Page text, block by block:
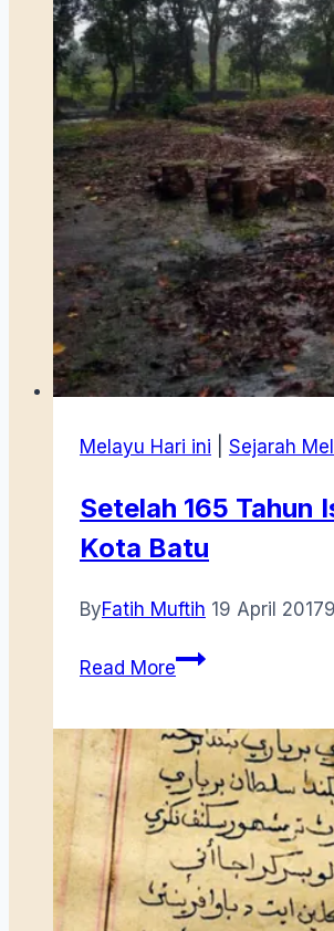
Hidup
dan
Terwariskan
Melayu Hari ini Sejarah
Setelah 165 Tahun
Kota Batu
ByFatih Muftih 19 April 2017
Read MoreSetelah
Istana
Kota
Batu